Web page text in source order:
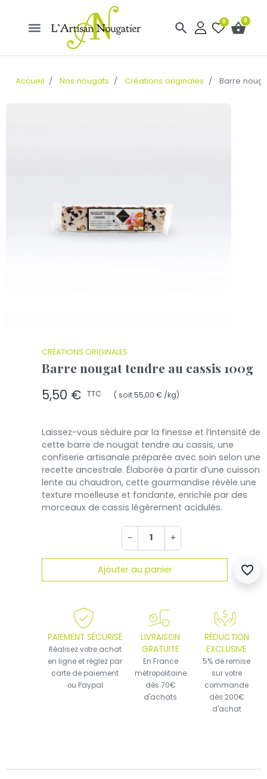
menu search 0 shopping_basket0
Accueil Nos nougats Créations originales Barre
CRÉATIONS ORIGINALES
Barre nougat tendre au cassis 100g
5,50 € TTC ( soit 55,00 € /kg)
Laissez-vous séduire par la finesse et l’intensité de
cette barre de nougat tendre au cassis, une
confiserie artisanale préparée avec soin selon une
recette ancestrale. Élaborée à partir d’une cuisson
lente au chaudron, cette gourmandise révèle une
texture moelleuse et fondante, enrichie par des
morceaux de cassis légèrement acidulés.
- +
Ajouter au panier favorite_border
PAIEMENT SÉCURISÉ
Réalisez votre achat
en ligne et réglez par
carte de paiement
ou Paypal
LIVRAISON
GRATUITE
En France
métropolitaine
dès 70€
d'achats
RÉDUCTION
EXCLUSIVE
5% de remise
sur votre
commande
dès 200€
d'achat